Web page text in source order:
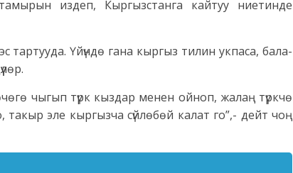
тамырын издеп, Кыргызстанга кайтуу ниетинде
Үйүндө гана кыргыз тилин укпаса, бала-
чыгып түрк кыздар менен ойноп, жалаң түркчө
такыр эле кыргызча сүйлөбөй калат го”,- дейт чоң